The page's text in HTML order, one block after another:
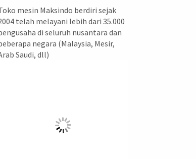
mesin Maksindo berdiri sejak
telah melayani lebih dari 35.000
di seluruh nusantara dan
negara (Malaysia, Mesir,
Saudi, dll)